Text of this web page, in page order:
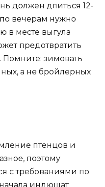
должен длиться 12-
по вечерам нужно
в месте выгула
предотвратить
зимовать
а не бройлерных
птенцов и
поэтому
с требованиями по
индюшат